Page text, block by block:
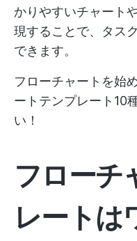
かりやすいチャート
現することで、タス
できます。
フローチャートを始
ートテンプレート10
い！
フローチ
レートは